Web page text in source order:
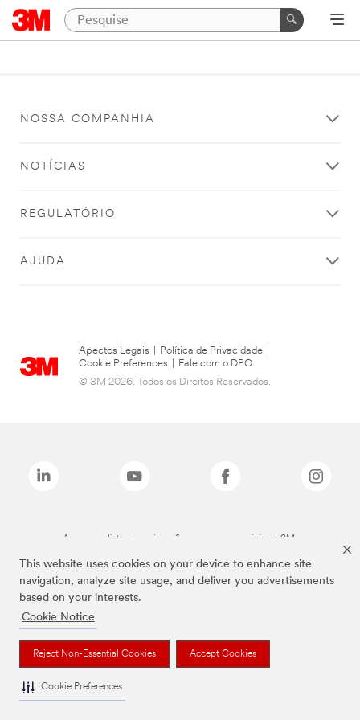
This website uses cookies on your device to enhance site
navigation, analyze site usage, and deliver you advertisements
based on your interests.
Cookie Notice
Reject Non-Essential Cookies Accept Cookies
Cookie Preferences
NOSSA COMPANHIA
NOTÍCIAS
REGULATÓRIO
AJUDA
Apectos Legais Política de Privacidade
Cookie Preferences
Fale com o DPO
© 3M 2026. Todos os Direitos Reservados.
As marcas listadas a cima são marcas comerciais da 3M.